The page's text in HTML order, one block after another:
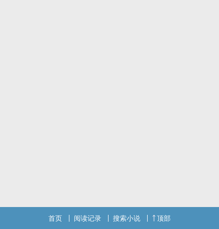
首页 阅读记录 搜索小说 顶部